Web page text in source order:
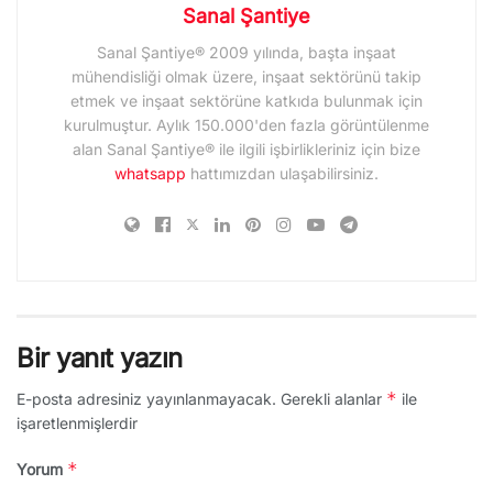
Sanal Şantiye
Sanal Şantiye® 2009 yılında, başta inşaat
mühendisliği olmak üzere, inşaat sektörünü takip
etmek ve inşaat sektörüne katkıda bulunmak için
kurulmuştur. Aylık 150.000'den fazla görüntülenme
alan Sanal Şantiye® ile ilgili işbirlikleriniz için bize
whatsapp hattımızdan ulaşabilirsiniz.
Bir yanıt yazın
E-posta adresiniz yayınlanmayacak. Gerekli alanlar * ile
işaretlenmişlerdir
Yorum *